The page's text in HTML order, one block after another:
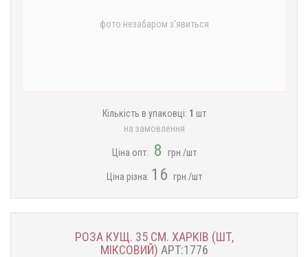
фото незабаром з'явиться
Кількість в упаковці: 1 шт
на замовлення
Ціна опт: 8 грн./шт
Ціна різна: 16 грн./шт
РОЗА КУЩ. 35 СМ. ХАРКІВ (ШТ,
МІКСОВИЙ) АРТ:1776